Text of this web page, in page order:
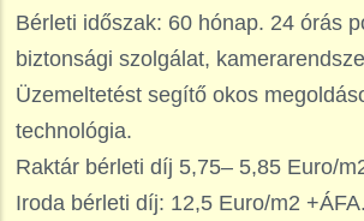
Bérleti időszak: 60 hónap. 24 órás
biztonsági szolgálat,
Üzemeltetést segítő okos
technológia.
Raktár bérleti díj 5,75– 5,85 Euro/
Iroda bérleti díj: 12,5 Euro/m2 +ÁFA.